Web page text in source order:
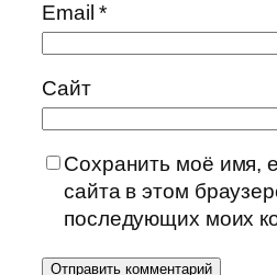
Email*
Сайт
Сохранить моё имя,
сайта в этом
последующих моих